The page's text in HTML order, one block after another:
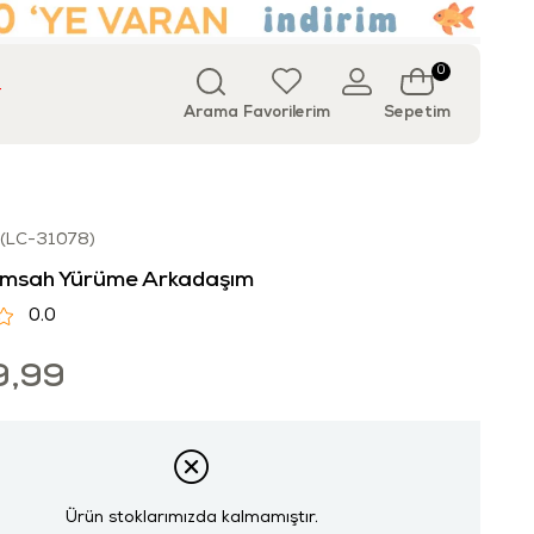
Arama Sepetim
0
Favorilerim
(LC-31078)
Yürüme Arkadaşım
0.0
Ürün stoklarımızda kalmamıştır.